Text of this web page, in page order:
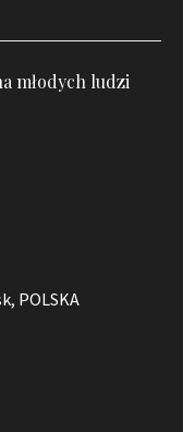
młodych ludzi
POLSKA